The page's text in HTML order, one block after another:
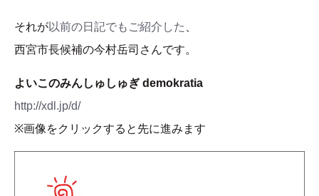
それが以前の日記でもご紹介した
西宮市長候補の今村岳司さんです。
よいこのみんしゅしゅぎ demokratia
http://xdl.jp/d/
※画像をクリックすると先に進みます